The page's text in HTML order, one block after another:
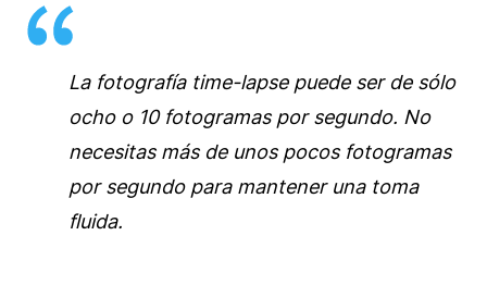
La fotografía time-lapse puede ser de sólo
ocho o 10 fotogramas por segundo. No
necesitas más de unos pocos fotogramas
por segundo para mantener una toma
fluida.